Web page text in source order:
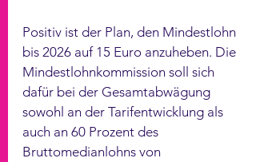
Positiv ist der Plan, den Mindestlohn
bis 2026 auf 15 Euro anzuheben. Die
Mindestlohnkommission soll sich
dafür bei der Gesamtabwägung
sowohl an der Tarifentwicklung als
auch an 60 Prozent des
Bruttomedianlohns von